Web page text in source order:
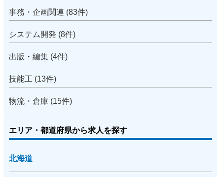
事務・企画関連 (83件)
システム開発 (8件)
出版・編集 (4件)
技能工 (13件)
物流・倉庫 (15件)
エリア・都道府県から求人を探す
北海道